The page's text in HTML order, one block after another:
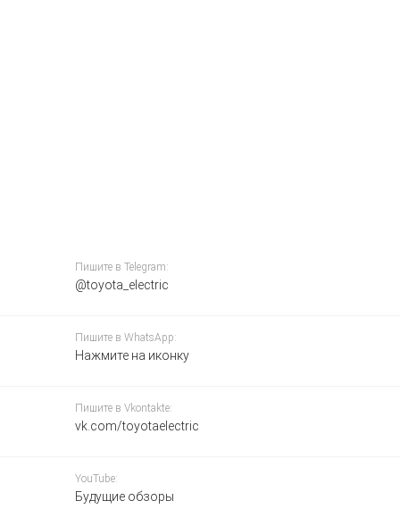
Пишите в Telegram:
@toyota_electric
Пишите в WhatsApp:
Нажмите на иконку
Пишите в Vkontakte:
vk.com/toyotaelectric
YouTube:
Будущие обзоры